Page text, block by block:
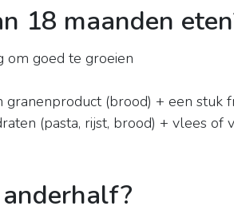
18 maanden
om goed te groeien
(brood) + een stuk
(pasta, rijst, brood) + vlees of